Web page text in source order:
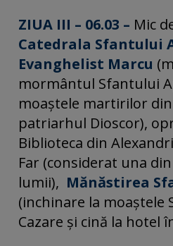
ZIUA III – 06.03 – Mic
Catedrala Sfantului
Evanghelist Marcu
mormântul Sfantului
moaştele martirilor din
patriarhul Dioscor),
Biblioteca din
Far (considerat una
lumii), Mănăstirea
(inchinare la moaştele
Cazare și cină la hotel